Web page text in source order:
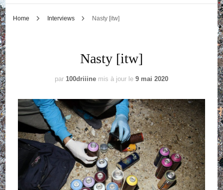
Home Interviews Nasty [itw]
Nasty [itw]
par 100driiine mis à jour le 9 mai 2020